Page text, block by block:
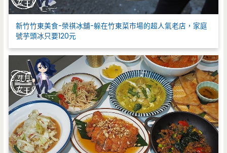
新竹竹東美食-榮祺冰舖-躲在竹東菜市場的超人氣老店，家庭
號芋頭冰只要120元